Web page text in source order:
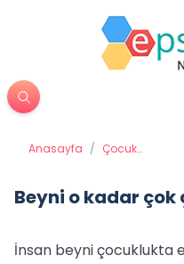
Anasayfa / Çocuk
Beyni o kadar çok
İnsan beyni çocuklukta